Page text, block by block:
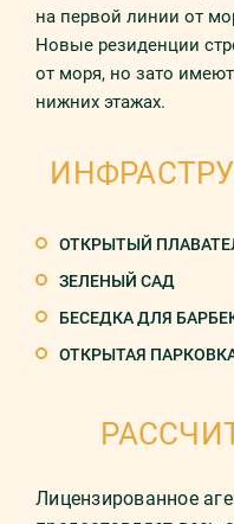
на первой линии от
Новые резиденции
от моря, но зато
нижних этажах.
ОТКРЫТЫЙ
ЗЕЛЕНЫЙ САД
БЕСЕДКА ДЛЯ
ОТКРЫТАЯ
Лицензированное